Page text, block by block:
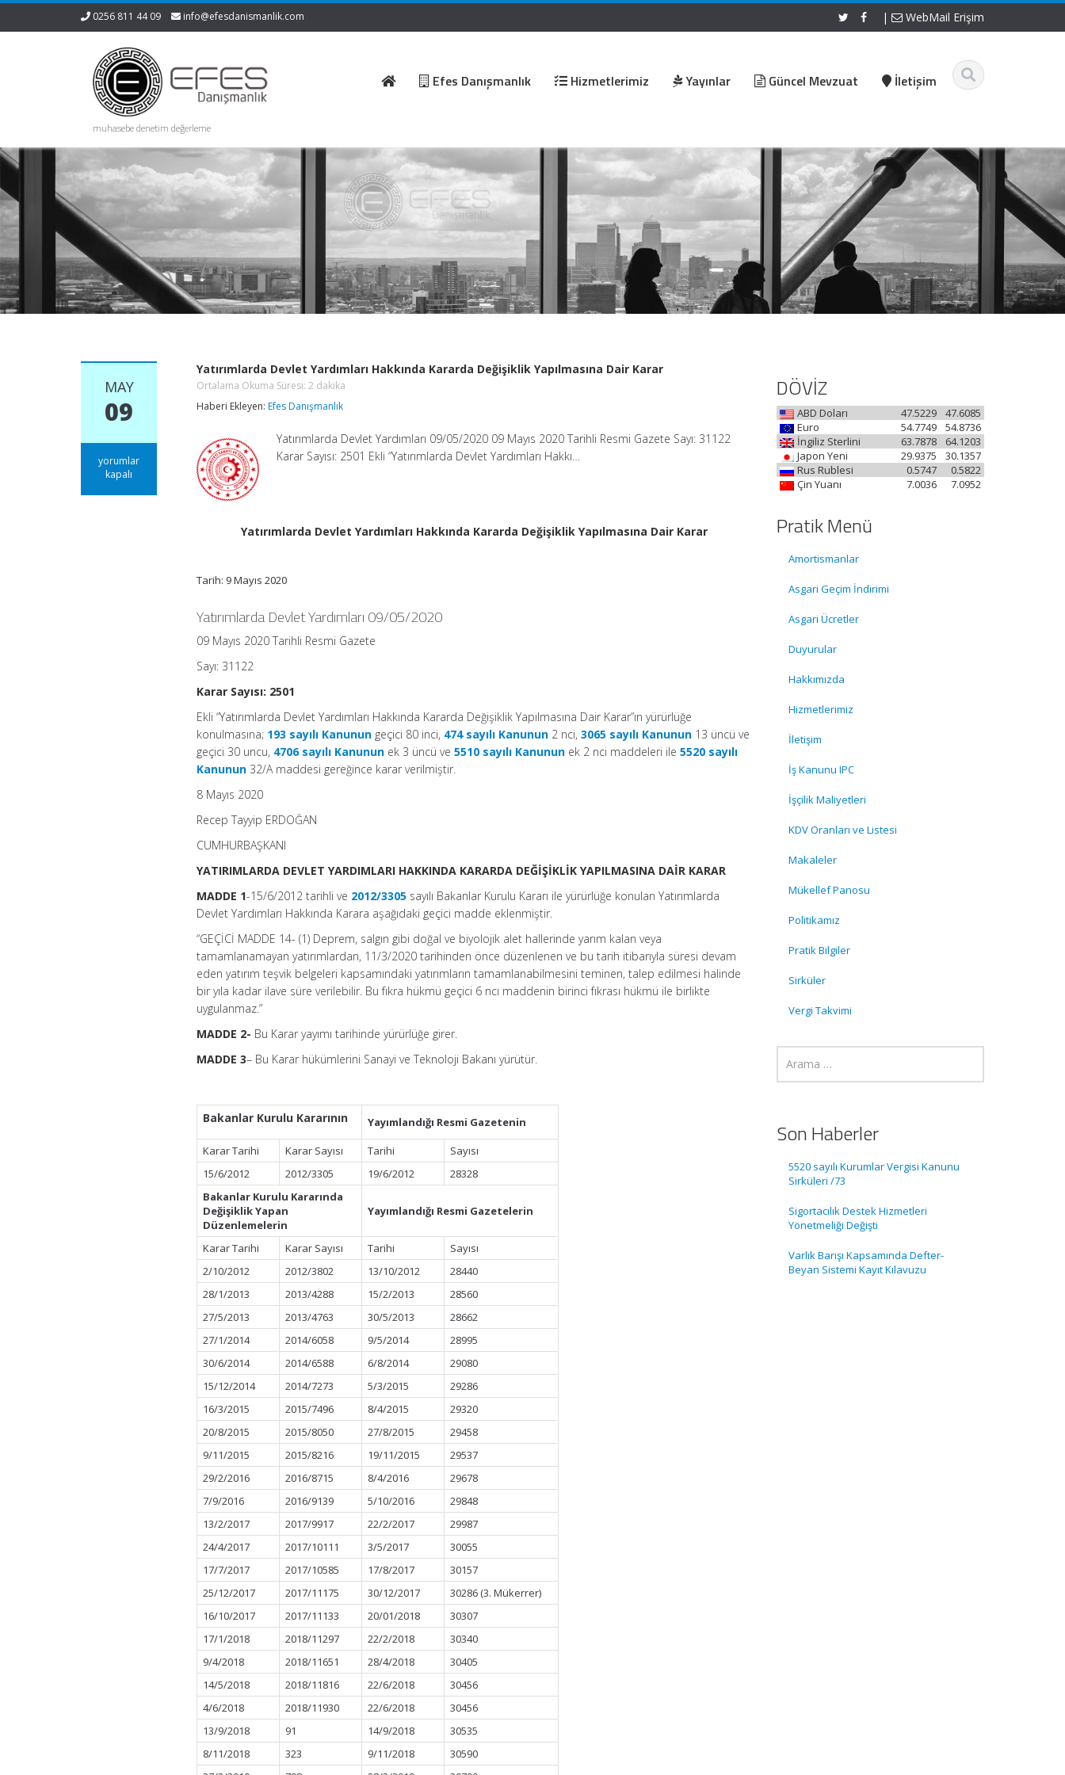
0256 811 44 09 info@efesdanismanlik.com | WebMail Erişim
muhasebe denetim değerleme
Efes Danışmanlık Hizmetlerimiz Yayınlar Güncel Mevzuat İletişim
MAY
09
Yatırımlarda
Devlet
yorumlar
kapalı
Yatırımlarda Devlet Yardımları Hakkında Kararda Değişiklik Yapılmasına Dair Karar
Ortalama Okuma Süresi:2 dakika
Haberi Ekleyen:Efes Danışmanlık
Yatırımlarda Devlet Yardımları 09/05/2020 09 Mayıs 2020 Tarihli Resmi Gazete Sayı: 31122
Karar Sayısı: 2501 Ekli “Yatırımlarda Devlet Yardımları Hakkı…
Yatırımlarda Devlet Yardımları Hakkında Kararda Değişiklik Yapılmasına Dair Karar
Tarih: 9 Mayıs 2020
Yatırımlarda Devlet Yardımları 09/05/2020
09 Mayıs 2020 Tarihli Resmi Gazete
Sayı: 31122
Karar Sayısı: 2501
Ekli “Yatırımlarda Devlet Yardımları Hakkında Kararda Değişiklik Yapılmasına Dair Karar”ın yürürlüğe
konulmasına; 193 sayılı Kanunun geçici 80 inci, 474 sayılı Kanunun 2 nci,3065 sayılı Kanunun 13 üncü ve
geçici 30 uncu, 4706 sayılı Kanunun ek 3 üncü ve5510 sayılı Kanunun ek 2 nci maddeleri ile5520 sayılı
Kanunun 32/A maddesi gereğince karar verilmiştir.
8 Mayıs 2020
Recep Tayyip ERDOĞAN
CUMHURBAŞKANI
YATIRIMLARDA DEVLET YARDIMLARI HAKKINDA KARARDA DEĞİŞİKLİK YAPILMASINA DAİR KARAR
MADDE 1-15/6/2012 tarihli ve 2012/3305 sayılı Bakanlar Kurulu Kararı ile yürürlüğe konulan Yatırımlarda
Devlet Yardımları Hakkında Karara aşağıdaki geçici madde eklenmiştir.
“GEÇİCİ MADDE 14- (1) Deprem, salgın gibi doğal ve biyolojik alet hallerinde yarım kalan veya
tamamlanamayan yatırımlardan, 11/3/2020 tarihinden önce düzenlenen ve bu tarih itibarıyla süresi devam
eden yatırım teşvik belgeleri kapsamındaki yatırımların tamamlanabilmesini teminen, talep edilmesi halinde
bir yıla kadar ilave süre verilebilir. Bu fıkra hükmü geçici 6 ncı maddenin birinci fıkrası hükmü ile birlikte
uygulanmaz.”
MADDE 2- Bu Karar yayımı tarihinde yürürlüğe girer.
MADDE 3– Bu Karar hükümlerini Sanayi ve Teknoloji Bakanı yürütür.
Bakanlar Kurulu Kararının
Yayımlandığı Resmi Gazetenin
Karar Tarihi
Karar Sayısı Tarihi
Sayısı
15/6/2012
2012/3305 19/6/2012
28328
Bakanlar Kurulu Kararında
Değişiklik Yapan
Düzenlemelerin
Yayımlandığı Resmi Gazetelerin
Karar Tarihi Karar Sayısı Tarihi
Sayısı
2/10/2012
2012/3802 13/10/2012
28440
28/1/2013
2013/4288 15/2/2013
28560
27/5/2013
2013/4763 30/5/2013
28662
27/1/2014
2014/6058 9/5/2014
28995
30/6/2014
2014/6588 6/8/2014
29080
15/12/2014
2014/7273 5/3/2015
29286
16/3/2015
2015/7496 8/4/2015
29320
20/8/2015
2015/8050 27/8/2015
29458
9/11/2015
2015/8216 19/11/2015
29537
29/2/2016
2016/8715 8/4/2016
29678
7/9/2016
2016/9139 5/10/2016
29848
13/2/2017
2017/9917 22/2/2017
29987
24/4/2017
2017/10111 3/5/2017
30055
17/7/2017
2017/10585 17/8/2017
30157
25/12/2017
2017/11175 30/12/2017
30286 (3. Mükerrer)
16/10/2017
2017/11133 20/01/2018
30307
17/1/2018
2018/11297 22/2/2018
30340
9/4/2018
2018/11651 28/4/2018
30405
14/5/2018
2018/11816 22/6/2018
30456
4/6/2018
2018/11930 22/6/2018
30456
13/9/2018
91 14/9/2018
30535
8/11/2018
323 9/11/2018
30590
DÖVİZ
ABD Doları 47.6085
47.5229
Euro
54.8736
54.7749
İngiliz Sterlini
64.1203
63.7878
Japon Yeni
30.1357
29.9375
Rus Rublesi
0.5822
0.5747
Çin Yuanı
7.0952
7.0036
Pratik Menü
Amortismanlar
Asgari Geçim İndirimi
Asgari Ücretler
Duyurular
Hakkımızda
Hizmetlerimiz
İletişim
İş Kanunu IPC
İşçilik Maliyetleri
KDV Oranları ve Listesi
Makaleler
Mükellef Panosu
Politikamız
Pratik Bilgiler
Sirküler
Vergi Takvimi
Son Haberler
5520 sayılı Kurumlar Vergisi Kanunu
Sirküleri /73
Sigortacılık Destek Hizmetleri
Yönetmeliği Değişti
Varlık Barışı Kapsamında Defter-
Beyan Sistemi Kayıt Kılavuzu